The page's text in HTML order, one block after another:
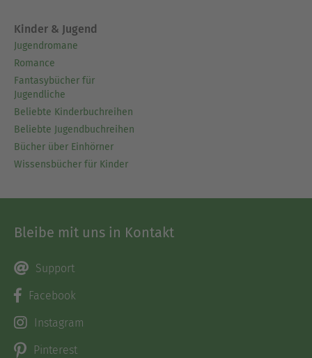
Kinder & Jugend
Jugendromane
Romance
Fantasybücher für
Jugendliche
Beliebte Kinderbuchreihen
Beliebte Jugendbuchreihen
Bücher über Einhörner
Wissensbücher für Kinder
Bleibe mit uns in Kontakt
Support
Facebook
Instagram
Pinterest